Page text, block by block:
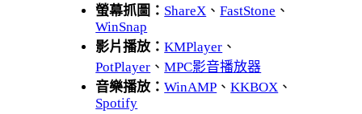
螢幕抓圖： ShareX 、FastStone 、
WinSnap
影片播放：KMPlayer 、
PotPlayer 、MPC影音播放器
音樂播放：WinAMP 、KKBOX 、
Spotify